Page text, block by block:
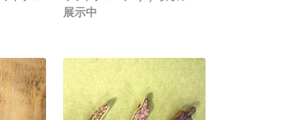
展示中